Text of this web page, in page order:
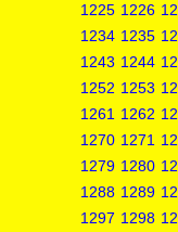
1225 1226
1234 1235
1243 1244
1252 1253
1261 1262
1270 1271
1279 1280
1288 1289
1297 1298